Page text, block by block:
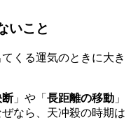
いこと
くる運気のときに大き
断」や「 長距離の移動 」
なら、天冲殺の時期は